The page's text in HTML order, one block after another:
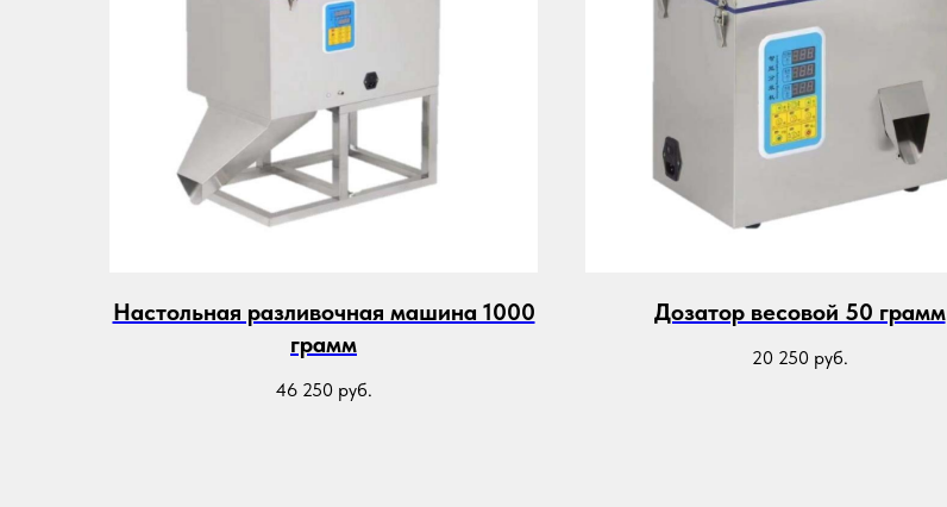
Настольная разливочная машина 1000
грамм
46 250 руб.
Дозатор весовой 50 грамм
20 250 руб.